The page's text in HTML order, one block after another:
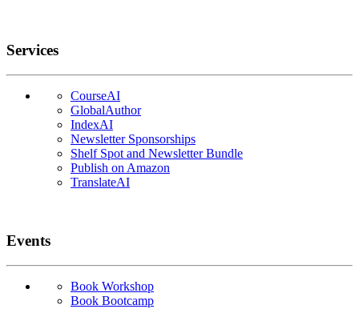
Services
CourseAI
GlobalAuthor
IndexAI
Newsletter Sponsorships
Shelf Spot and Newsletter Bundle
Publish on Amazon
TranslateAI
Events
Book Workshop
Book Bootcamp